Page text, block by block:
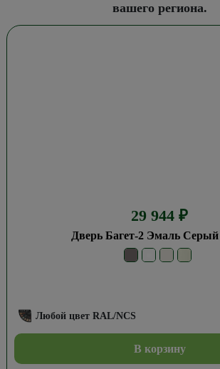
вашего региона.
29 944 ₽
Дверь Багет-2 Эмаль Серый
Любой цвет RAL/NCS
В корзину